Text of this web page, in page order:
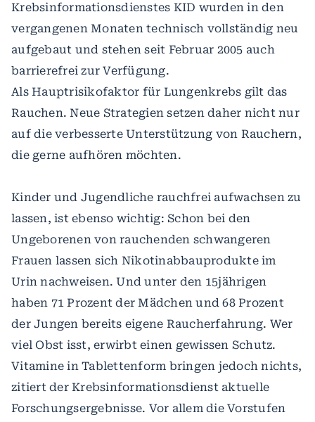
Krebsinformationsdienstes KID wurden in den
vergangenen Monaten technisch vollständig neu
aufgebaut und stehen seit Februar 2005 auch
barrierefrei zur Verfügung.
Als Hauptrisikofaktor für Lungenkrebs gilt das
Rauchen. Neue Strategien setzen daher nicht nur
auf die verbesserte Unterstützung von Rauchern,
die gerne aufhören möchten.
Kinder und Jugendliche rauchfrei aufwachsen zu
lassen, ist ebenso wichtig: Schon bei den
Ungeborenen von rauchenden schwangeren
Frauen lassen sich Nikotinabbauprodukte im
Urin nachweisen. Und unter den 15jährigen
haben 71 Prozent der Mädchen und 68 Prozent
der Jungen bereits eigene Raucherfahrung. Wer
viel Obst isst, erwirbt einen gewissen Schutz.
Vitamine in Tablettenform bringen jedoch nichts,
zitiert der Krebsinformationsdienst aktuelle
Forschungsergebnisse. Vor allem die Vorstufen